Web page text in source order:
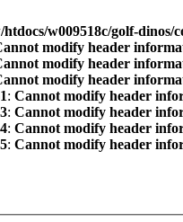
w009518c/golf-dinos/
modify header
modify header
modify header
: Cannot modify header
: Cannot modify header
: Cannot modify header
: Cannot modify header